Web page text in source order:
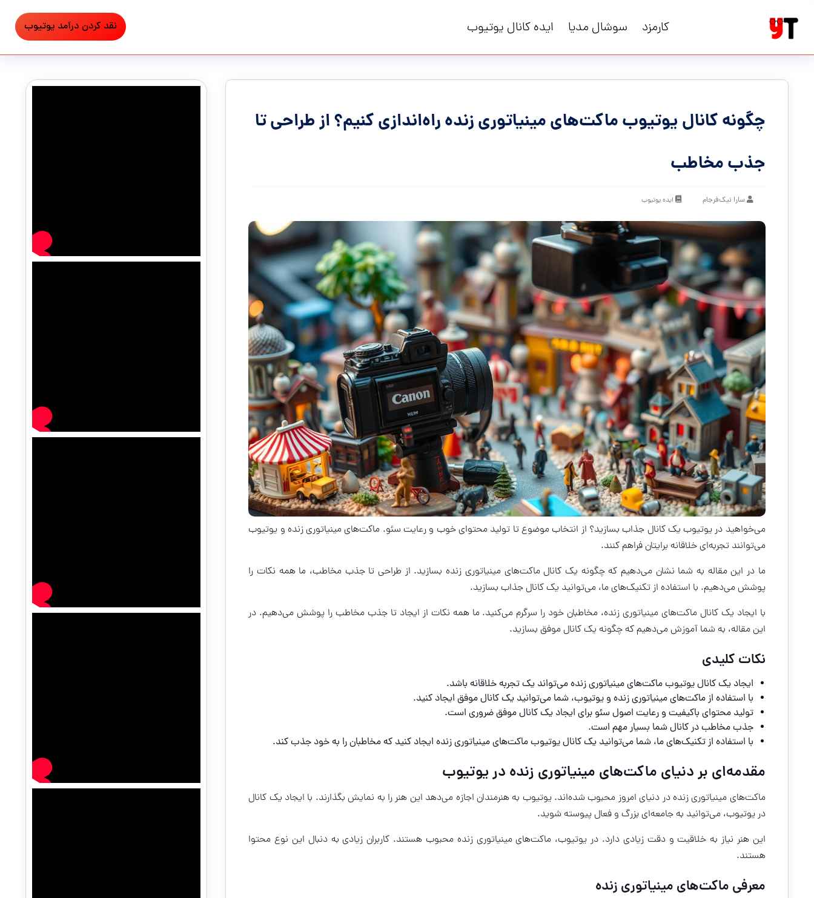
کارمزد سوشال مدیا ایده کانال یوتیوب نقد کردن درآمد یوتیوب
چگونه کانال یوتیوب ماکت‌های مینیاتوری زنده راه‌اندازی کنیم؟ از طراحی تا
جذب مخاطب
سارا نیک‌فرجام ایده یوتیوب
می‌خواهید در یوتیوب یک کانال جذاب بسازید؟ از انتخاب موضوع تا تولید محتوای خوب و رعایت سئو. ماکت‌های مینیاتوری زنده و یوتیوب
می‌توانند تجربه‌ای خلاقانه برایتان فراهم کنند.
ما در این مقاله به شما نشان می‌دهیم که چگونه یک کانال ماکت‌های مینیاتوری زنده بسازید. از طراحی تا جذب مخاطب، ما همه نکات را
پوشش می‌دهیم. با استفاده از تکنیک‌های ما، می‌توانید یک کانال جذاب بسازید.
با ایجاد یک کانال ماکت‌های مینیاتوری زنده، مخاطبان خود را سرگرم می‌کنید. ما همه نکات از ایجاد تا جذب مخاطب را پوشش می‌دهیم. در
این مقاله، به شما آموزش می‌دهیم که چگونه یک کانال موفق بسازید.
نکات کلیدی
ایجاد یک کانال یوتیوب ماکت‌های مینیاتوری زنده می‌تواند یک تجربه خلاقانه باشد.
با استفاده از ماکت‌های مینیاتوری زنده و یوتیوب، شما می‌توانید یک کانال موفق ایجاد کنید.
تولید محتوای باکیفیت و رعایت اصول سئو برای ایجاد یک کانال موفق ضروری است.
جذب مخاطب در کانال شما بسیار مهم است.
با استفاده از تکنیک‌های ما، شما می‌توانید یک کانال یوتیوب ماکت‌های مینیاتوری زنده ایجاد کنید که مخاطبان را به خود جذب کند.
مقدمه‌ای بر دنیای ماکت‌های مینیاتوری زنده در یوتیوب
ماکت‌های مینیاتوری زنده در دنیای امروز محبوب شده‌اند. یوتیوب به هنرمندان اجازه می‌دهد این هنر را به نمایش بگذارند. با ایجاد یک کانال
در یوتیوب، می‌توانید به جامعه‌ای بزرگ و فعال پیوسته شوید.
این هنر نیاز به خلاقیت و دقت زیادی دارد. در یوتیوب، ماکت‌های مینیاتوری زنده محبوب هستند. کاربران زیادی به دنبال این نوع محتوا
هستند.
معرفی ماکت‌های مینیاتوری زنده